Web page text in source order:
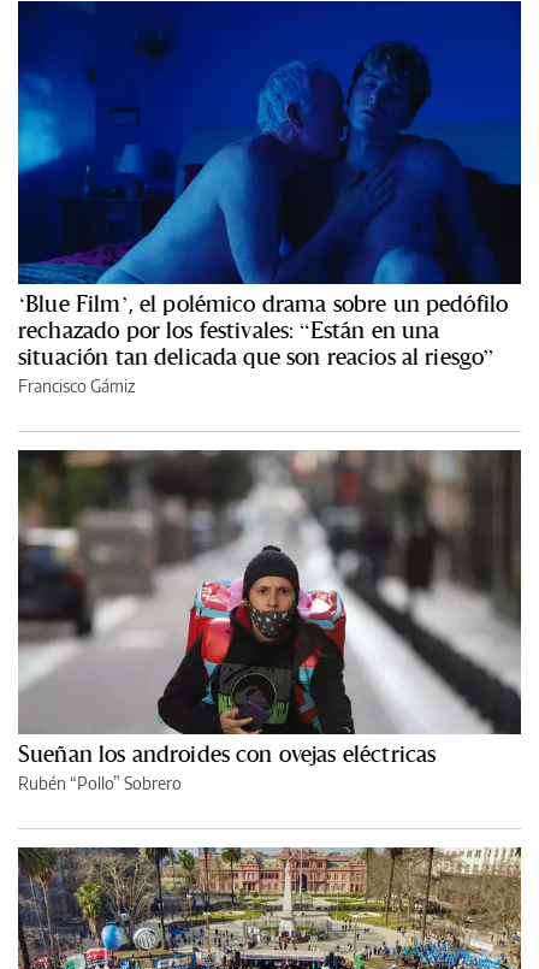
‘Blue Film’, el polémico drama sobre un pedófilo
rechazado por los festivales: “Están en una
situación tan delicada que son reacios al riesgo”
Francisco Gámiz
Sueñan los androides con ovejas eléctricas
Rubén “Pollo” Sobrero